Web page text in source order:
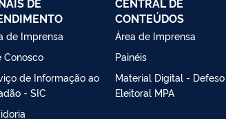
de Imprensa
Conosco
de Informação ao
- SIC
CONTEÚDOS
Área de Imprensa
Painéis
Material Digital - Defeso
Eleitoral MPA